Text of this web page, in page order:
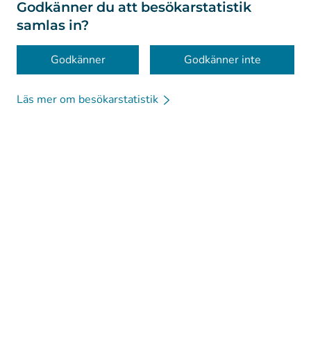
Godkänner du att besökarstatistik
samlas in?
Godkänner Godkänner inte
Läs mer om besökarstatistik
Tillgänglighet
Kakor